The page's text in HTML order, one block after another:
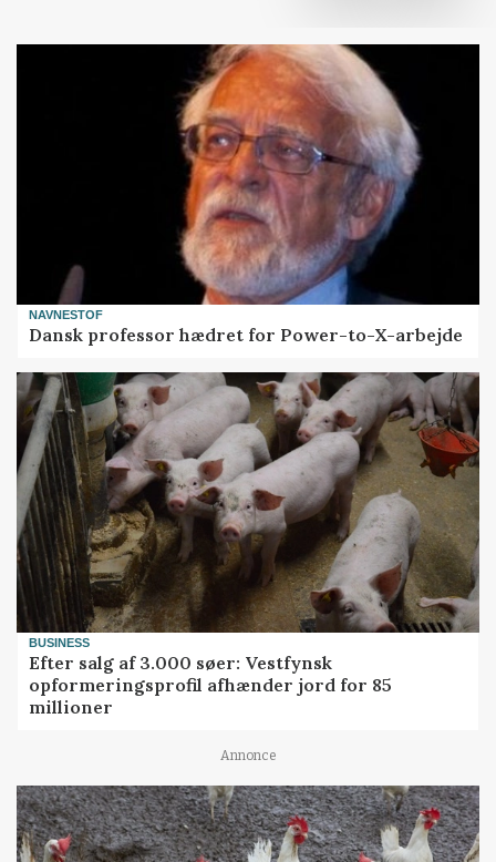
NAVNESTOF
Dansk professor hædret for Power-to-X-arbejde
BUSINESS
Efter salg af 3.000 søer: Vestfynsk
opformeringsprofil afhænder jord for 85
millioner
Annonce